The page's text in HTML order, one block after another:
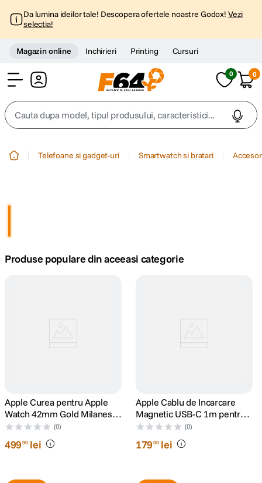
Da lumina ideilor tale! Descopera ofertele noastre Godox! Vezi
selectia!
Magazin online Inchirieri Printing Cursuri
0 0
Cauta dupa model, tipul produsului, caracteristici...
4. peak design
9. insta 360
10 . godox
Telefoane si gadget-uri Smartwatch si bratari
Produse populare din aceeasi categorie
Apple Curea pentru Apple
Watch 42mm Gold Milanese
Loop
(0)
49990 lei
Apple Cablu de Incarcare
Magnetic USB-C 1m pentru
Apple Watch(0)
17900 lei